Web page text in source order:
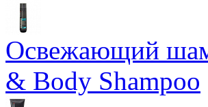
Освежающий
& Body Shampoo